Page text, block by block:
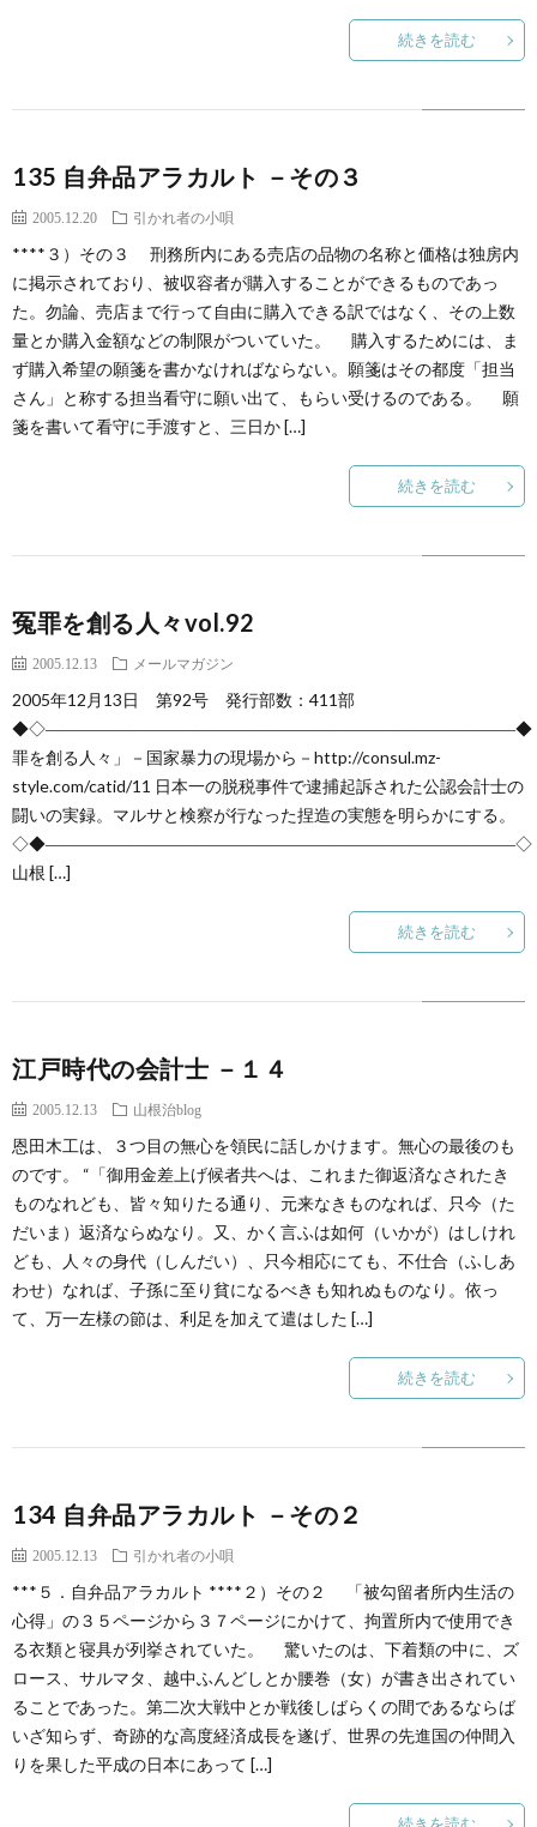
続きを読む
135 自弁品アラカルト －その３
2005.12.20 引かれ者の小唄
****３）その３ 刑務所内にある売店の品物の名称と価格は独房内
に掲示されており、被収容者が購入することができるものであっ
た。勿論、売店まで行って自由に購入できる訳ではなく、その上数
量とか購入金額などの制限がついていた。 購入するためには、ま
ず購入希望の願箋を書かなければならない。願箋はその都度「担当
さん」と称する担当看守に願い出て、もらい受けるのである。 願
箋を書いて看守に手渡すと、三日か […]
続きを読む
冤罪を創る人々vol.92
2005.12.13 メールマガジン
2005年12月13日 第92号 発行部数：411部
◆◇――――――――――――――――――――――――――――◆
罪を創る人々」－国家暴力の現場から－http://consul.mz-
style.com/catid/11 日本一の脱税事件で逮捕起訴された公認会計士の
闘いの実録。マルサと検察が行なった捏造の実態を明らかにする。
◇◆――――――――――――――――――――――――――――◇
山根 […]
続きを読む
江戸時代の会計士 －１４
2005.12.13 山根治blog
恩田木工は、３つ目の無心を領民に話しかけます。無心の最後のも
のです。 “「御用金差上げ候者共へは、これまた御返済なされたき
ものなれども、皆々知りたる通り、元来なきものなれば、只今（た
だいま）返済ならぬなり。又、かく言ふは如何（いかが）はしけれ
ども、人々の身代（しんだい）、只今相応にても、不仕合（ふしあ
わせ）なれば、子孫に至り貧になるべきも知れぬものなり。依っ
て、万一左様の節は、利足を加えて遣はした […]
続きを読む
134 自弁品アラカルト －その２
2005.12.13 引かれ者の小唄
***５．自弁品アラカルト ****２）その２ 「被勾留者所内生活の
心得」の３５ページから３７ページにかけて、拘置所内で使用でき
る衣類と寝具が列挙されていた。 驚いたのは、下着類の中に、ズ
ロース、サルマタ、越中ふんどしとか腰巻（女）が書き出されてい
ることであった。第二次大戦中とか戦後しばらくの間であるならば
いざ知らず、奇跡的な高度経済成長を遂げ、世界の先進国の仲間入
りを果した平成の日本にあって […]